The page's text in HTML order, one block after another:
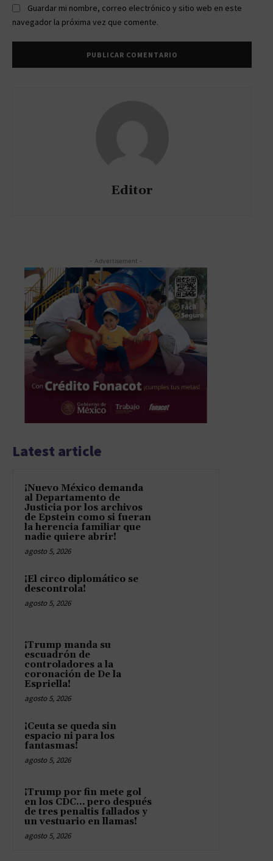
Guardar mi nombre, correo electrónico y sitio web en este
navegador la próxima vez que comente.
Editor
- Advertisement -
Latest article
¡Nuevo México demanda
al Departamento de
Justicia por los archivos
de Epstein como si fueran
la herencia familiar que
nadie quiere abrir!
agosto 5, 2026
¡El circo diplomático se
descontrola!
agosto 5, 2026
¡Trump manda su
escuadrón de
controladores a la
coronación de De la
Espriella!
agosto 5, 2026
¡Ceuta se queda sin
espacio ni para los
fantasmas!
agosto 5, 2026
¡Trump por fin mete gol
en los CDC… pero después
de tres penaltis fallados y
un vestuario en llamas!
agosto 5, 2026